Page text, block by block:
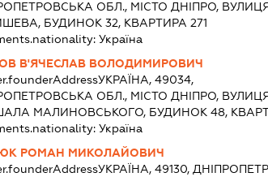
ОБЛ., МІСТО ДНІПРО,
БУДИНОК 32, КВАРТИРА 271
Україна
В'ЯЧЕСЛАВ ВОЛОДИМИРОВИЧ
УКРАЇНА, 49034,
ОБЛ., МІСТО ДНІПРО,
МАЛИНОВСЬКОГО, БУДИНОК 48,
Україна
РОМАН МИКОЛАЙОВИЧ
УКРАЇНА, 49130,